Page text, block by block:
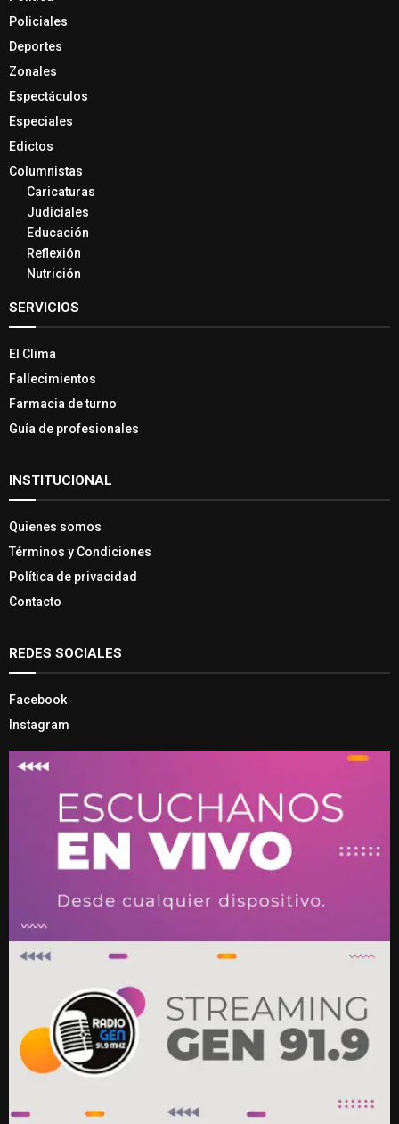
Policiales
Deportes
Zonales
Espectáculos
Especiales
Edictos
Columnistas
Caricaturas
Judiciales
Educación
Reflexión
Nutrición
SERVICIOS
El Clima
Fallecimientos
Farmacia de turno
Guía de profesionales
INSTITUCIONAL
Quienes somos
Términos y Condiciones
Política de privacidad
Contacto
REDES SOCIALES
Facebook
Instagram